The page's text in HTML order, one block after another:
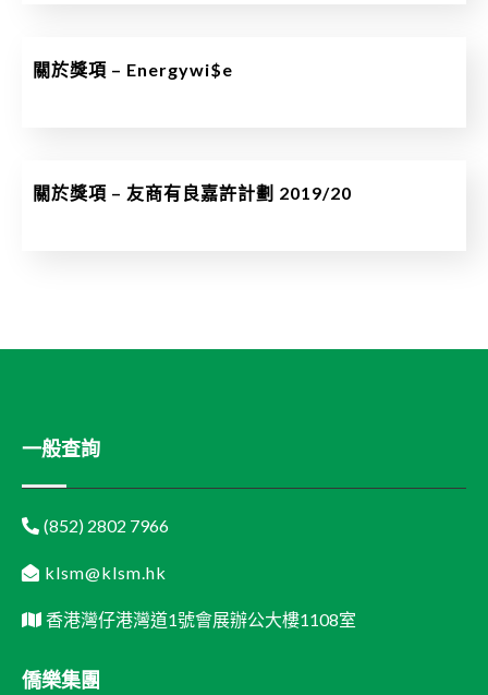
關於獎項 – Energywi$e
關於獎項 – 友商有良嘉許計劃 2019/20
一般查詢
(852) 2802 7966
klsm@klsm.hk
香港灣仔港灣道1號會展辦公大樓1108室
僑樂集團